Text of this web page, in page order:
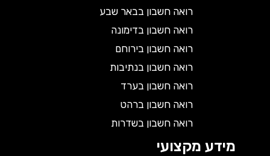
רואה חשבון בבאר שבע
רואה חשבון בדימונה
רואה חשבון בירוחם
רואה חשבון בנתיבות
רואה חשבון בערד
רואה חשבון ברהט
רואה חשבון בשדרות
מידע מקצועי